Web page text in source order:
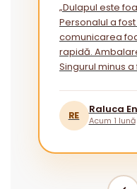
„Dulapul este
Personalul a
comunicarea
rapidă.
Singurul minus
RE
Raluca
Acum 1 lună